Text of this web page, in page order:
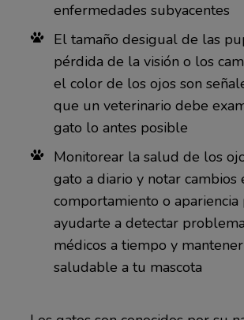
enfermedades subyacentes
El tamaño desigual de las
pérdida de la visión o los
el color de los ojos son
que un veterinario debe
gato lo antes posible
Monitorear la salud de los
gato a diario y notar cambios
comportamiento o apariencia
ayudarte a detectar
médicos a tiempo y mantener
saludable a tu mascota